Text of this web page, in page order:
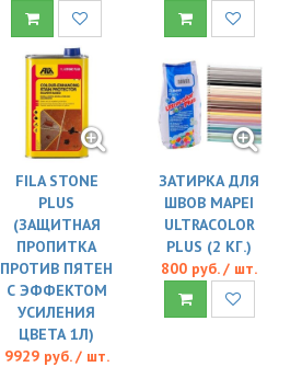
FILA STONE
PLUS
(ЗАЩИТНАЯ
ПРОПИТКА
ПРОТИВ ПЯТЕН
С ЭФФЕКТОМ
УСИЛЕНИЯ
ЦВЕТА 1Л)
9929 руб. / шт.
ЗАТИРКА ДЛЯ
ШВОВ MAPEI
ULTRACOLOR
PLUS (2 КГ.)
800 руб. / шт.